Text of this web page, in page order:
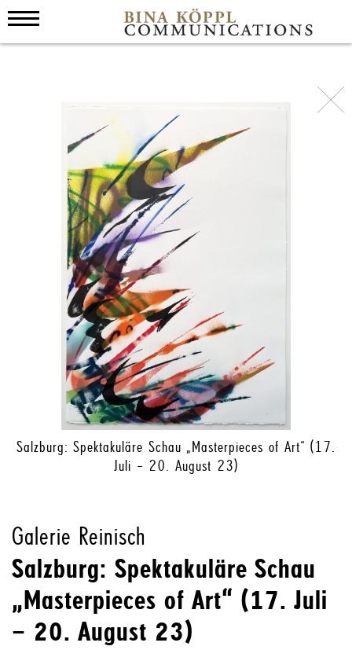
Salzburg: Spektakuläre Schau „Masterpieces of Art“ (17.
Juli – 20. August 23)
Galerie Reinisch
Salzburg: Spektakuläre Schau
„Masterpieces of Art“ (17. Juli
– 20. August 23)